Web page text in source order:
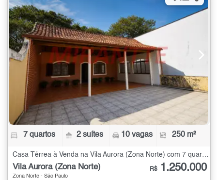
7 quartos 2 suítes 10 vagas 250 m²
Casa Térrea à Venda na Vila Aurora (Zona Norte) com 7 quartos - 250 m²
Vila Aurora (Zona Norte)
Zona Norte - São Paulo
R$ 1.250.000